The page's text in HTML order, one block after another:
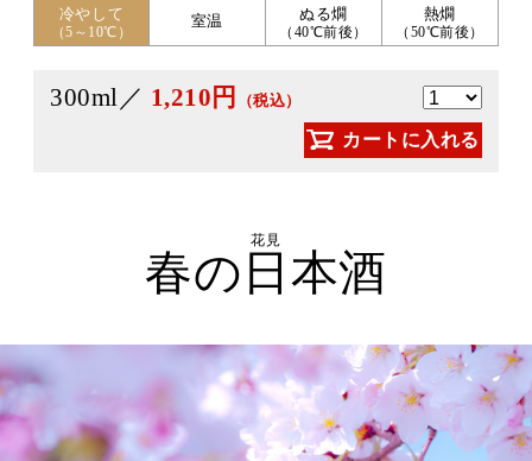
冷やして
（5～10℃）
室温 ぬる燗
（40℃前後）
熱燗
（50℃前後）
300ml／ 1,210円 （税込）
カートに入れる
花見
春の日本酒